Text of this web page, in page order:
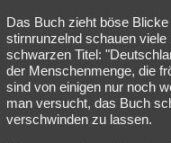
Das Buch zieht böse
stirnrunzelnd schauen
schwarzen Titel:
der Menschenmenge, die
sind von einigen nur noch
man versucht, das Buch
verschwinden zu lassen.